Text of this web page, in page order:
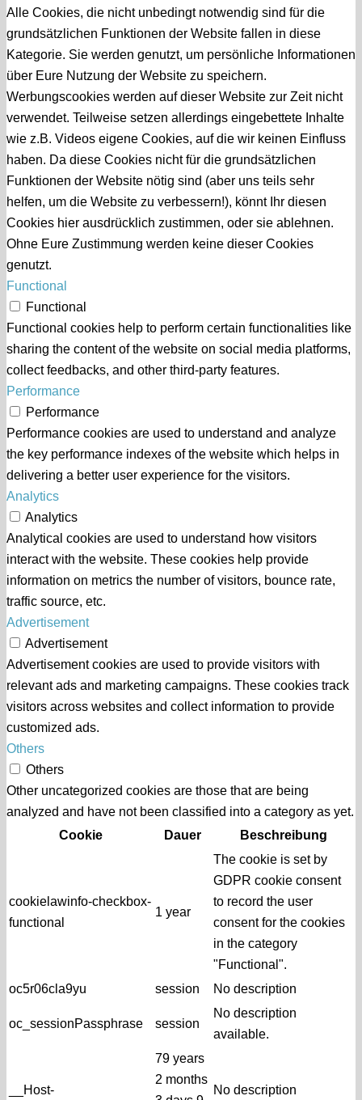
Alle Cookies, die nicht unbedingt notwendig sind für die
grundsätzlichen Funktionen der Website fallen in diese
Kategorie. Sie werden genutzt, um persönliche Informationen
über Eure Nutzung der Website zu speichern.
Werbungscookies werden auf dieser Website zur Zeit nicht
verwendet. Teilweise setzen allerdings eingebettete Inhalte
wie z.B. Videos eigene Cookies, auf die wir keinen Einfluss
haben. Da diese Cookies nicht für die grundsätzlichen
Funktionen der Website nötig sind (aber uns teils sehr
helfen, um die Website zu verbessern!), könnt Ihr diesen
Cookies hier ausdrücklich zustimmen, oder sie ablehnen.
Ohne Eure Zustimmung werden keine dieser Cookies
genutzt.
Functional
Functional
Functional cookies help to perform certain functionalities like
sharing the content of the website on social media platforms,
collect feedbacks, and other third-party features.
Performance
Performance
Performance cookies are used to understand and analyze
the key performance indexes of the website which helps in
delivering a better user experience for the visitors.
Analytics
Analytics
Analytical cookies are used to understand how visitors
interact with the website. These cookies help provide
information on metrics the number of visitors, bounce rate,
traffic source, etc.
Advertisement
Advertisement
Advertisement cookies are used to provide visitors with
relevant ads and marketing campaigns. These cookies track
visitors across websites and collect information to provide
customized ads.
Others
Others
Other uncategorized cookies are those that are being
analyzed and have not been classified into a category as yet.
Cookie
Dauer Beschreibung
cookielawinfo-checkbox-
functional
1 year
The cookie is set by
GDPR cookie consent
to record the user
consent for the cookies
in the category
"Functional".
oc5r06cla9yu
session No description
oc_sessionPassphrase session
No description
available.
__Host-
79 years
2 months
No description